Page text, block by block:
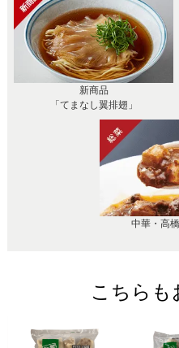
新商品
「てまなし翼排翅」
中華・高
こちらも